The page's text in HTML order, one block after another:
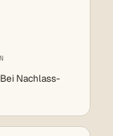
Nachlass-